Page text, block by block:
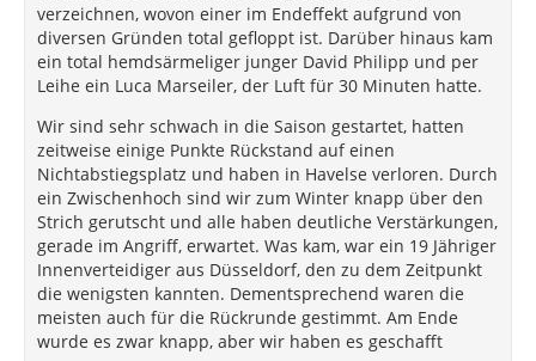
verzeichnen, wovon einer im Endeffekt aufgrund von
diversen Gründen total gefloppt ist. Darüber hinaus kam
ein total hemdsärmeliger junger David Philipp und per
Leihe ein Luca Marseiler, der Luft für 30 Minuten hatte.
Wir sind sehr schwach in die Saison gestartet, hatten
zeitweise einige Punkte Rückstand auf einen
Nichtabstiegsplatz und haben in Havelse verloren. Durch
ein Zwischenhoch sind wir zum Winter knapp über den
Strich gerutscht und alle haben deutliche Verstärkungen,
gerade im Angriff, erwartet. Was kam, war ein 19 Jähriger
Innenverteidiger aus Düsseldorf, den zu dem Zeitpunkt
die wenigsten kannten. Dementsprechend waren die
meisten auch für die Rückrunde gestimmt. Am Ende
wurde es zwar knapp, aber wir haben es geschafft